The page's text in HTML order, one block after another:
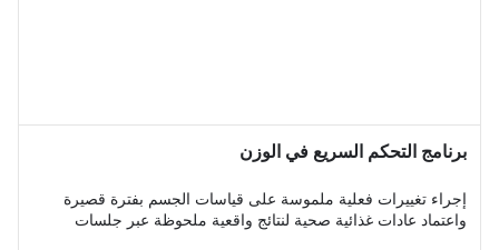
برنامج التحكم السريع في الوزن
إجراء تغييرات فعلية ملموسة على قياسات الجسم بفترة قصيرة
واعتماد عادات غذائية صحية لنتائج واقعية ملحوظة عبر جلسات